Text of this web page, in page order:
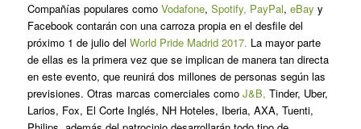
Compañías populares como Vodafone, Spotify, PayPal, eBay y
Facebook contarán con una carroza propia en el desfile del
próximo 1 de julio del World Pride Madrid 2017. La mayor parte
de ellas es la primera vez que se implican de manera tan directa
en este evento, que reunirá dos millones de personas según las
previsiones. Otras marcas comerciales como J&B, Tinder, Uber,
Larios, Fox, El Corte Inglés, NH Hoteles, Iberia, AXA, Tuenti,